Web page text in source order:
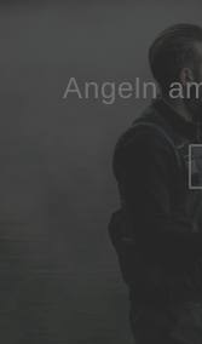
Angeln